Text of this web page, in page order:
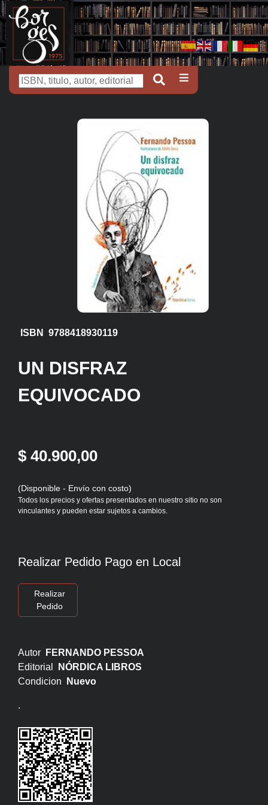
ISBN 9788418930119
UN DISFRAZ
EQUIVOCADO
$ 40.900,00
(Disponible - Envío con costo)
Todos los precios y ofertas presentados en nuestro sitio no son
vinculantes y pueden estar sujetos a cambios.
Realizar Pedido Pago en Local
Realizar
Pedido
Autor
FERNANDO PESSOA
Editorial
NÓRDICA LIBROS
Condicion
Nuevo
.